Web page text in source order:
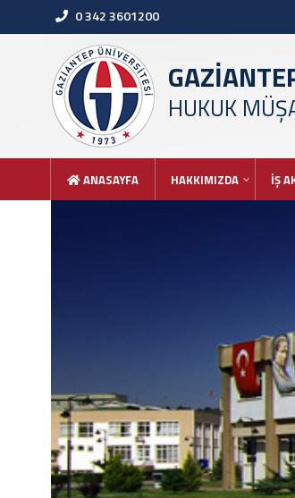
0 342 3601200
HUKUK
ANASAYFA HAKKIMIZDA İŞ